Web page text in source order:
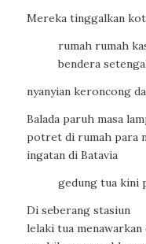
Mereka tinggalkan
rumah rumah
bendera
nyanyian keroncong
Balada paruh masa
potret di rumah para
ingatan di Batavia
gedung tua kini
Di seberang stasiun
lelaki tua menawarkan